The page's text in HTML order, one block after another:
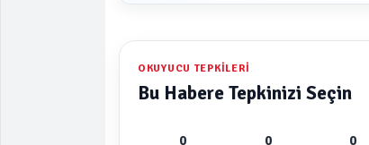
OKUYUCU TEPKILERI
Bu Habere Tepkinizi Seçin
0 0 0